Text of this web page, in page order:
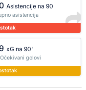
Asistencije na 90
asistencija
xG na 90'
golovi